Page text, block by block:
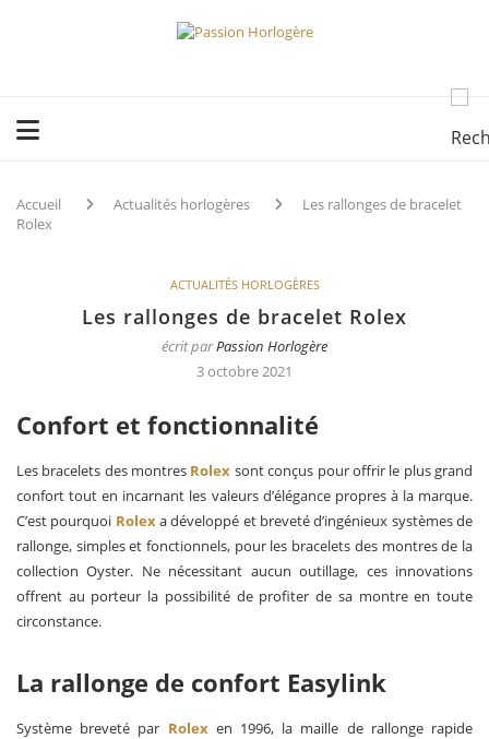
Accueil Actualités horlogères
Les rallonges de bracelet
Rolex
ACTUALITÉS HORLOGÈRES
Les rallonges de bracelet Rolex
écrit parPassion Horlogère
3 octobre 2021
Confort et fonctionnalité
Les bracelets des montres Rolex sont conçus pour offrir le plus grand
confort tout en incarnant les valeurs d’élégance propres à la marque.
C’est pourquoi Rolexa développé et breveté d’ingénieux systèmes de
rallonge, simples et fonctionnels, pour les bracelets des montres de la
collection Oyster. Ne nécessitant aucun outillage, ces innovations
offrent au porteur la possibilité de profiter de sa montre en toute
circonstance.
avec
avec
fermoir Crownclasp
La rallonge de confort Easylink
Système breveté par Rolex en 1996, la maille de rallonge rapide